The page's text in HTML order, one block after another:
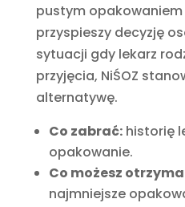
pustym
przyspieszy decyzję
sytuacji gdy lekarz
przyjęcia, NiŚOZ
alternatywę.
Co zabrać:historię
opakowanie.
Co możesz
najmniejsze